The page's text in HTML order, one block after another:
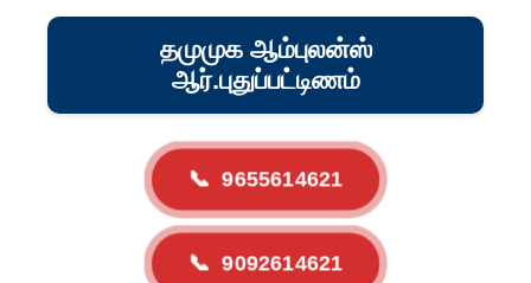
தமுமுக ஆம்புலன்ஸ்
ஆர்.புதுப்பட்டிணம்
📞 9655614621
📞 9092614621